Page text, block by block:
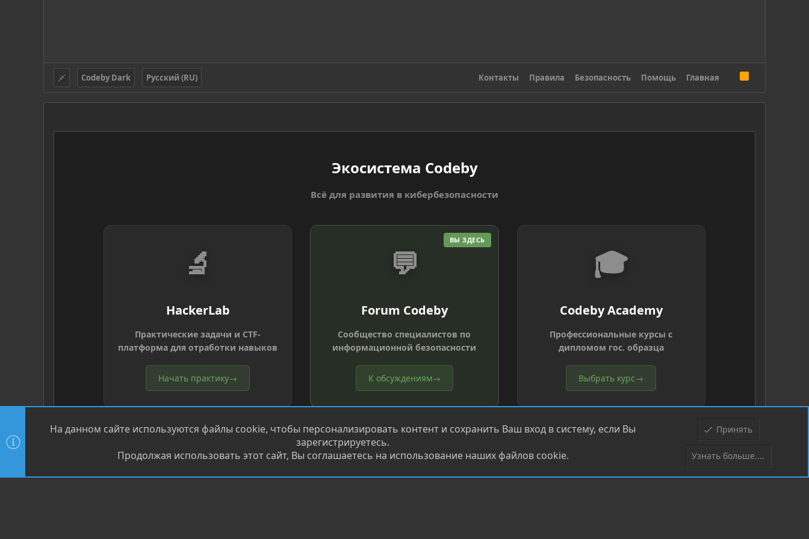
Codeby Dark Русский (RU) Контакты Правила Безопасность Помощь Главная
S
Экосистема Codeby
Всё для развития в кибербезопасности
🔬
HackerLab
Практические задачи и CTF-
платформа для отработки навыков
Начать практику→
ВЫ ЗДЕСЬ
💬
Forum Codeby
Сообщество специалистов по
информационной безопасности
К обсуждениям→
🎓
Codeby Academy
Профессиональные курсы с
дипломом гос. образца
Выбрать курс→
Community platform by XenForo ® © 2010-2026 XenForo Ltd. Перевод от Jumuro® Верх
На данном сайте используются файлы cookie, чтобы персонализировать контент и сохранить Ваш вход в систему, если Вы
зарегистрируетесь.
Продолжая использовать этот сайт, Вы соглашаетесь на использование наших файлов cookie.
Принять
Узнать больше....